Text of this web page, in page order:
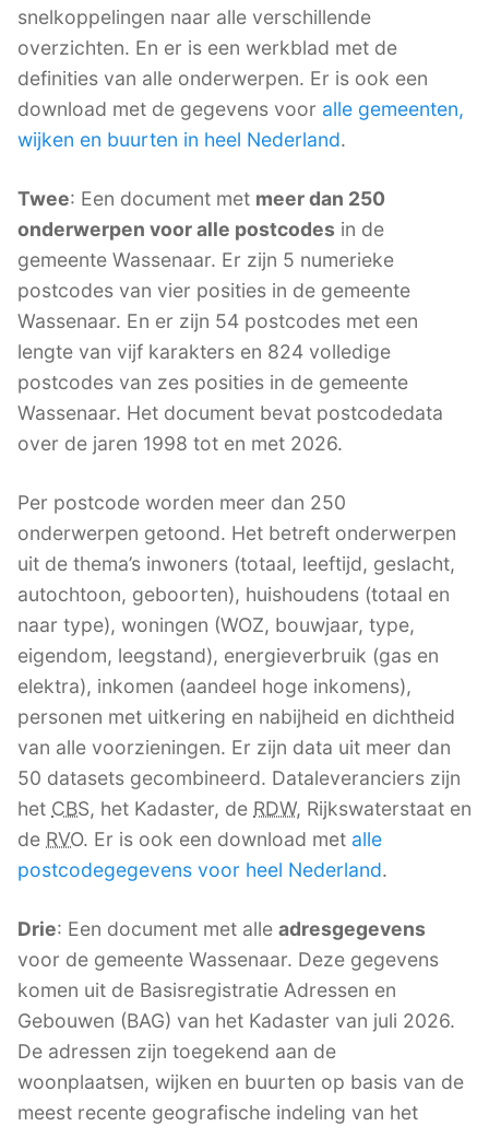
snelkoppelingen naar alle verschillende
overzichten. En er is een werkblad met de
definities van alle onderwerpen. Er is ook een
download met de gegevens voor alle gemeenten,
wijken en buurten in heel Nederland.
Twee: Een document met meer dan 250
onderwerpen voor alle postcodes in de
gemeente Wassenaar. Er zijn 5 numerieke
postcodes van vier posities in de gemeente
Wassenaar. En er zijn 54 postcodes met een
lengte van vijf karakters en 824 volledige
postcodes van zes posities in de gemeente
Wassenaar. Het document bevat postcodedata
over de jaren 1998 tot en met 2026.
Per postcode worden meer dan 250
onderwerpen getoond. Het betreft onderwerpen
uit de thema’s inwoners (totaal, leeftijd, geslacht,
autochtoon, geboorten), huishoudens (totaal en
naar type), woningen (WOZ, bouwjaar, type,
eigendom, leegstand), energieverbruik (gas en
elektra), inkomen (aandeel hoge inkomens),
personen met uitkering en nabijheid en dichtheid
van alle voorzieningen. Er zijn data uit meer dan
50 datasets gecombineerd. Dataleveranciers zijn
het CBS, het Kadaster, de RDW, Rijkswaterstaat en
de RVO. Er is ook een download met alle
postcodegegevens voor heel Nederland.
Drie: Een document met alle adresgegevens
voor de gemeente Wassenaar. Deze gegevens
komen uit de Basisregistratie Adressen en
Gebouwen (BAG) van het Kadaster van juli 2026.
De adressen zijn toegekend aan de
woonplaatsen, wijken en buurten op basis van de
meest recente geografische indeling van het